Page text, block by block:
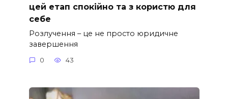
цей етап спокійно та з користю для
себе
Розлучення – це не просто юридичне
завершення
0 43